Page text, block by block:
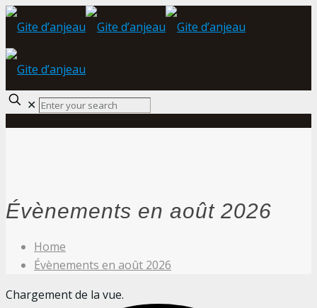
✕
Évènements en août 2026
Home
Évènements en août 2026
Chargement de la vue.